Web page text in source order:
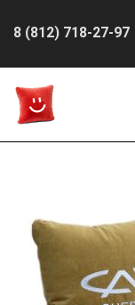
8 (812) 718-27-97